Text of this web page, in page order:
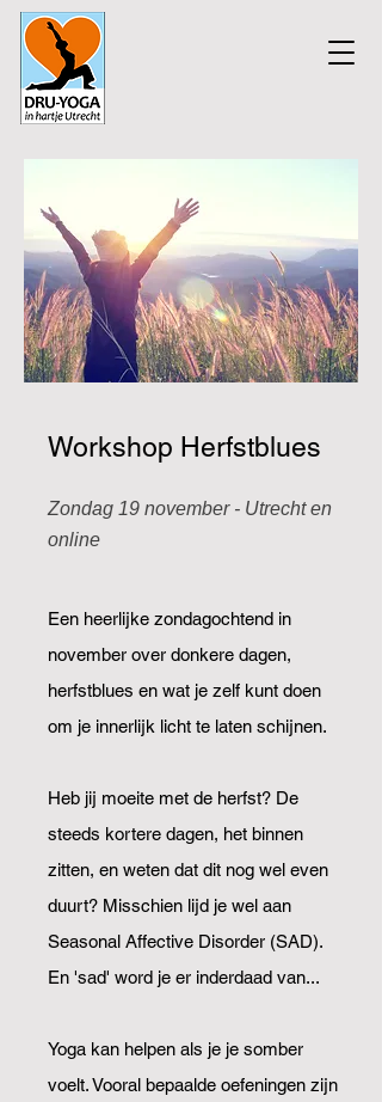
Workshop Herfstblues
Zondag 19 november - Utrecht en
online
Een heerlijke zondagochtend in
november over donkere dagen,
herfstblues en wat je zelf kunt doen
om je innerlijk licht te laten schijnen.
Heb jij moeite met de herfst? De
steeds kortere dagen, het binnen
zitten, en weten dat dit nog wel even
duurt? Misschien lijd je wel aan
Seasonal Affective Disorder (SAD).
En 'sad' word je er inderdaad van...
Yoga kan helpen als je je somber
voelt. Vooral bepaalde oefeningen zijn